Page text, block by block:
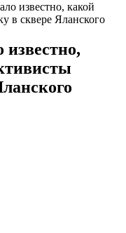
известно, какой
в сквере Яланского